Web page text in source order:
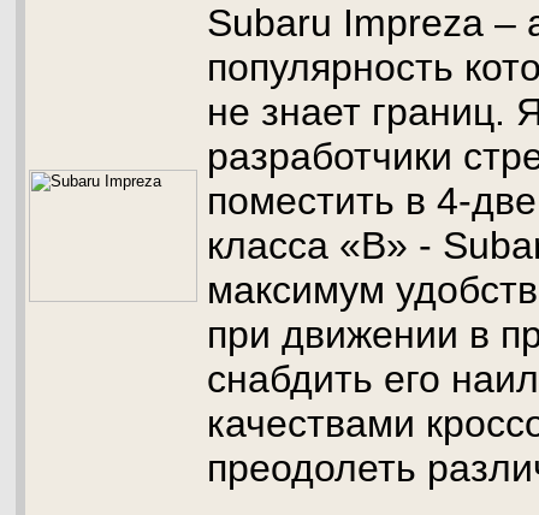
Subaru Impreza –
популярность
не знает границ.
разработчики
поместить в 4-
класса «В» -
максимум
при движении в
снабдить его
качествами
преодолеть